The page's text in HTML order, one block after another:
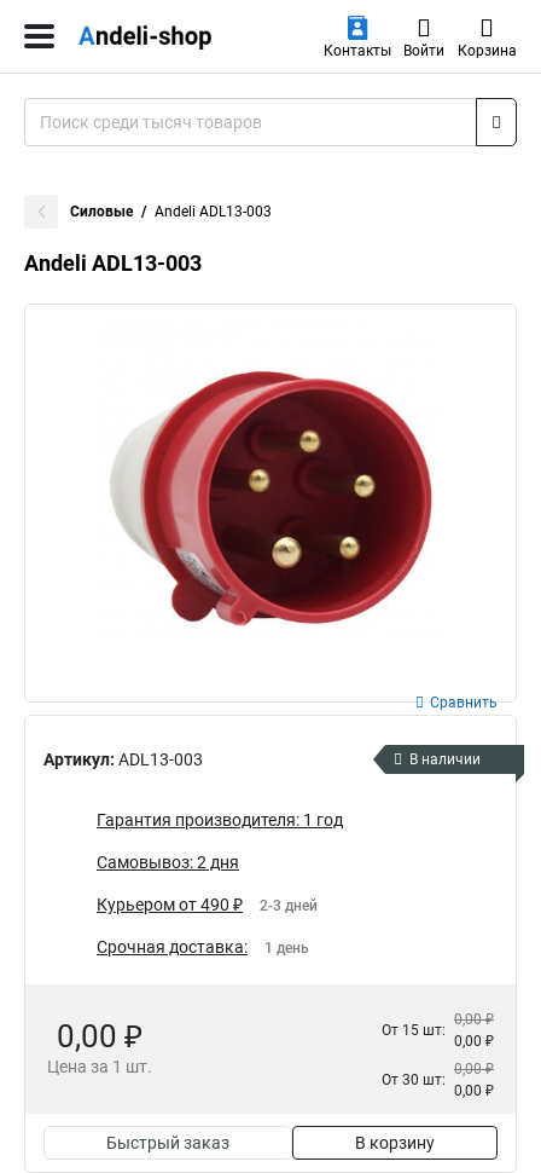
Контакты Войти Корзина
Силовые Andeli ADL13-003
Andeli ADL13-003
Артикул: ADL13-003
Сравнить
В наличии
Гарантия производителя: 1 год
Самовывоз: 2 дня
Курьером от 490 ₽ 2-3 дней
Срочная доставка: 1 день
0,00 ₽
Цена за 1 шт.
От 15 шт:
0,00 ₽
0,00 ₽
От 30 шт:
0,00 ₽
0,00 ₽
Быстрый заказ В корзину